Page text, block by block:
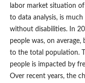
labor market situation
to data analysis, is
without disabilities. In
people was, on
to the total population.
people is impacted by
Over recent years, the